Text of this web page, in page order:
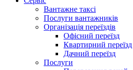
Вантажне таксі
Послуги вантажників
Організація переїздів
Офісний переїзд
Квартирний переїзд
Дачний переїзд
Послуги